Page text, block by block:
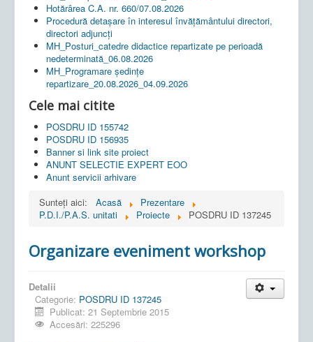
Hotărârea C.A. nr. 660/07.08.2026
Procedură detașare în interesul învățământului directori,
directori adjuncți
MH_Posturi_catedre didactice repartizate pe perioadă
nedeterminată_06.08.2026
MH_Programare ședințe
repartizare_20.08.2026_04.09.2026
Cele mai citite
POSDRU ID 155742
POSDRU ID 156935
Banner si link site proiect
ANUNT SELECTIE EXPERT EOO
Anunt servicii arhivare
Sunteți aici:
Acasă
Prezentare
P.D.I./P.A.S. unitati
Proiecte POSDRU ID 137245
Organizare eveniment workshop
Detalii
Categorie: POSDRU ID 137245
Publicat: 21 Septembrie 2015
Accesări: 225296